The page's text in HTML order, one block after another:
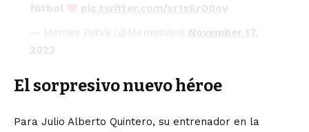
fútbol
pic.twitter.com/sr1sKrO0ov
— Memes FutVe (@MemesVen) November 17,
2023
El sorpresivo nuevo héroe
Para Julio Alberto Quintero, su entrenador en la